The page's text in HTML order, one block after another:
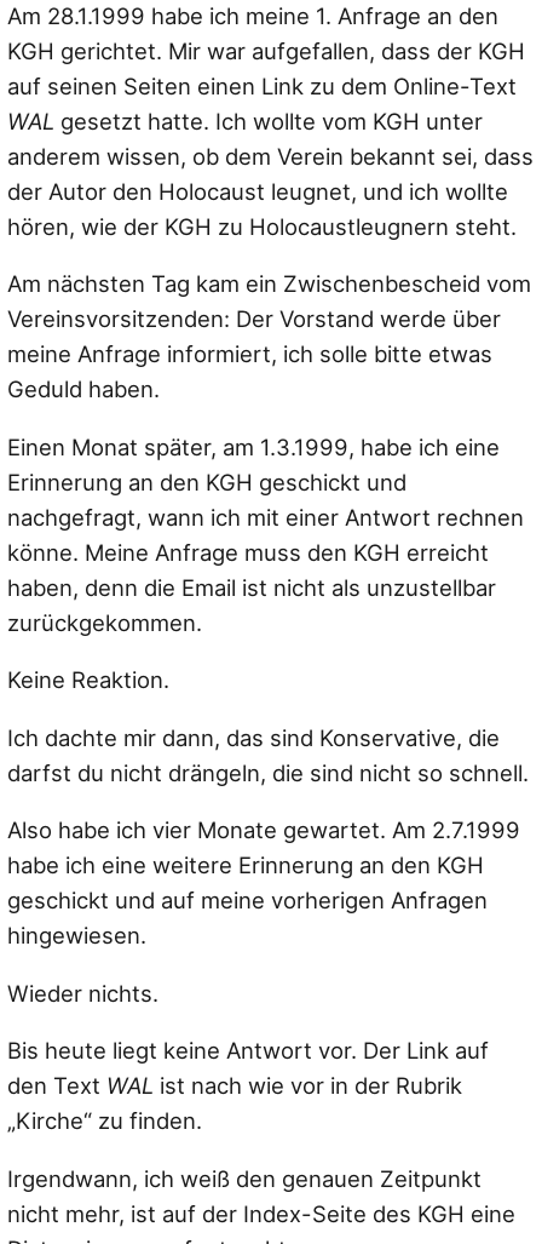
Am 28.1.1999 habe ich meine 1. Anfrage an den
KGH gerichtet. Mir war aufgefallen, dass der KGH
auf seinen Seiten einen Link zu dem Online-Text
WAL gesetzt hatte. Ich wollte vom KGH unter
anderem wissen, ob dem Verein bekannt sei, dass
der Autor den Holocaust leugnet, und ich wollte
hören, wie der KGH zu Holocaustleugnern steht.
Am nächsten Tag kam ein Zwischenbescheid vom
Vereinsvorsitzenden: Der Vorstand werde über
meine Anfrage informiert, ich solle bitte etwas
Geduld haben.
Einen Monat später, am 1.3.1999, habe ich eine
Erinnerung an den KGH geschickt und
nachgefragt, wann ich mit einer Antwort rechnen
könne. Meine Anfrage muss den KGH erreicht
haben, denn die Email ist nicht als unzustellbar
zurückgekommen.
Keine Reaktion.
Ich dachte mir dann, das sind Konservative, die
darfst du nicht drängeln, die sind nicht so schnell.
Also habe ich vier Monate gewartet. Am 2.7.1999
habe ich eine weitere Erinnerung an den KGH
geschickt und auf meine vorherigen Anfragen
hingewiesen.
Wieder nichts.
Bis heute liegt keine Antwort vor. Der Link auf
den Text WAL ist nach wie vor in der Rubrik
„Kirche“ zu finden.
Irgendwann, ich weiß den genauen Zeitpunkt
nicht mehr, ist auf der Index-Seite des KGH eine